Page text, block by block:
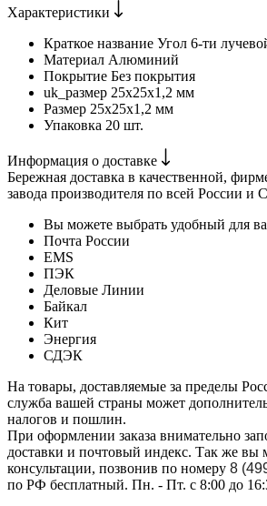
Характеристики
Краткое название Угол 6-ти
Материал Алюминий
Покрытие Без покрытия
uk_размер 25х25х1,2 мм
Размер 25х25х1,2 мм
Упаковка 20 шт.
Информация о доставке
Бережная доставка в качественной,
завода производителя по всей России и
Вы можете выбрать удобный для
Почта России
EMS
ПЭК
Деловые Линии
Байкал
Кит
Энергия
СДЭК
На товары, доставляемые за пределы
служба вашей страны может
налогов и пошлин.
При оформлении заказа внимательно
доставки и почтовый индекс. Так же вы
консультации, позвонив по номеру 8
по РФ бесплатный. Пн. - Пт. с 8:00 до